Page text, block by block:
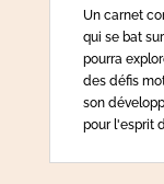
Un carnet
qui se bat
pourra
des défis
son
pour l'esprit